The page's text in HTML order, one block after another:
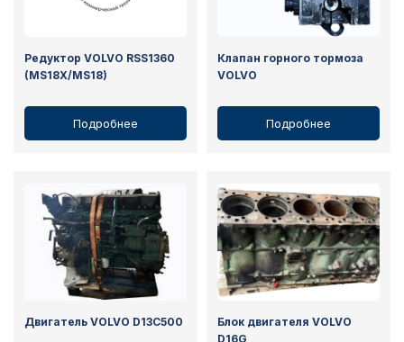
Редуктор VOLVO RSS1360
(MS18X/MS18)
Подробнее
Клапан горного тормоза
VOLVO
Подробнее
Двигатель VOLVO D13C500
Блок двигателя VOLVO
D16G